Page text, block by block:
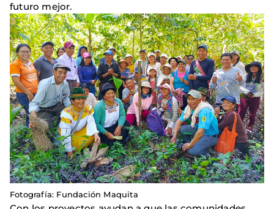
futuro mejor.
Fotografía: Fundación Maquita